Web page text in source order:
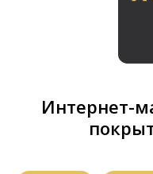
Интернет-